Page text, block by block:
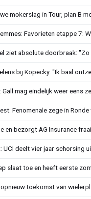
mokerslag in Tour, plan B
Favorieten etappe 7:
ziet absolute doorbraak: "Zo
bij Kopecky: "Ik baal
Gall mag eindelijk weer eens
Fenomenale zege in Ronde
en bezorgt AG Insurance
deelt vier jaar schorsing
slaat toe en heeft eerste
toekomst van